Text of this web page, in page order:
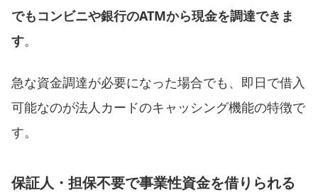
でもコンビニや銀行のATMから現金を調達できま
す。
急な資金調達が必要になった場合でも、即日で借入
可能なのが法人カードのキャッシング機能の特徴で
す。
保証人・担保不要で事業性資金を借りられる